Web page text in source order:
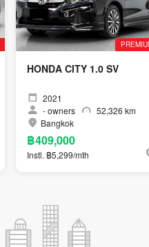
HONDA CITY 1.0 SV
2021
-owners
52,326 km
Bangkok
฿409,000
Instl. ฿5,299/mth